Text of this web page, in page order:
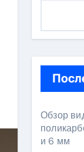
Обзор
и 6 мм